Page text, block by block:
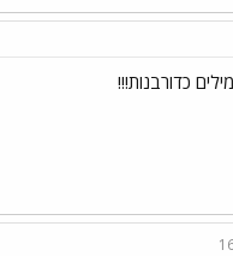
כדורבנות!!!